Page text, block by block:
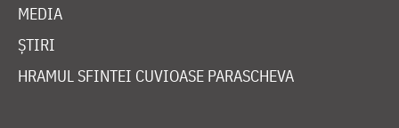
MEDIA
ȘTIRI
HRAMUL SFINTEI CUVIOASE PARASCHEVA